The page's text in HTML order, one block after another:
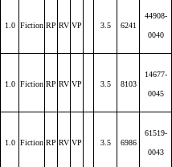
1.0 Fiction RP RV VP 3.5 6241
44908-
0040
1.0 Fiction RP RV VP 3.5 8103
14677-
0045
1.0 Fiction RP RV VP 3.5 6986
61519-
0043